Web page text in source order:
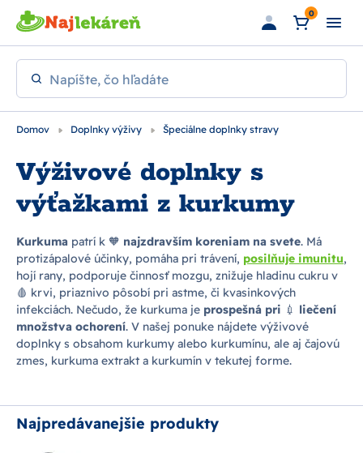
Preskočiť na hlavný obsah 0
Napíšte, čo hľadáte
Domov Doplnky výživy Špeciálne doplnky stravy
Výživové doplnky s
výťažkami z kurkumy
Kurkuma patrí k 🧡 najzdravším koreniam na svete. Má
protizápalové účinky, pomáha pri trávení, posilňuje imunitu,
hojí rany, podporuje činnosť mozgu, znižuje hladinu cukru v
🩸 krvi, priaznivo pôsobí pri astme, či kvasinkových
infekciách. Nečudo, že kurkuma je prospešná pri 💉 liečení
množstva ochorení. V našej ponuke nájdete výživové
doplnky s obsahom kurkumy alebo kurkumínu, ale aj čajovú
zmes, kurkuma extrakt a kurkumín v tekutej forme.
Najpredávanejšie produkty